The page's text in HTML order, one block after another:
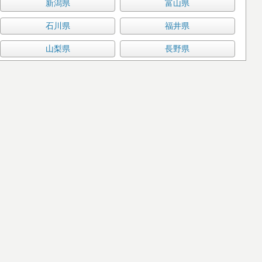
新潟県 富山県
石川県 福井県
山梨県 長野県